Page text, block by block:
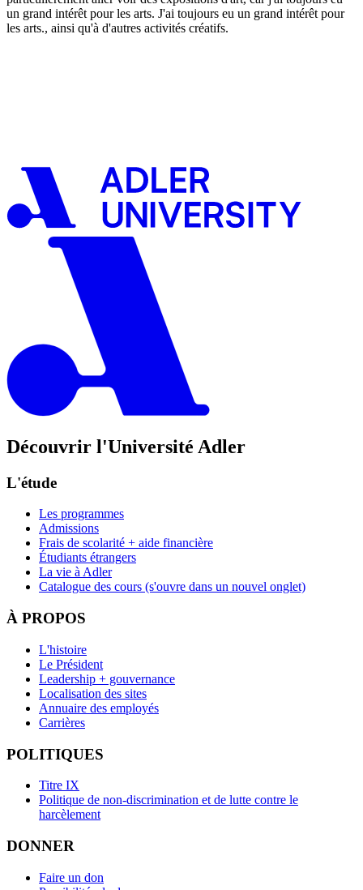
un grand intérêt pour les arts. J'ai toujours eu un grand intérêt pour
les arts., ainsi qu'à d'autres activités créatifs.
Découvrir l'Université Adler
L'étude
Les programmes
Admissions
Frais de scolarité + aide financière
Étudiants étrangers
La vie à Adler
Catalogue des cours (s'ouvre dans un nouvel onglet)
À PROPOS
L'histoire
Le Président
Leadership + gouvernance
Localisation des sites
Annuaire des employés
Carrières
POLITIQUES
Titre IX
Politique de non-discrimination et de lutte contre le
harcèlement
DONNER
Faire un don